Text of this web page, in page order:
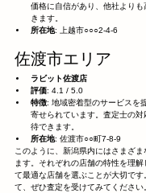
価格に自信があり、他社より
きます。
所在地: 上越市○○○2-4-6
佐渡市エリア
ラビット佐渡店
評価: 4.1 / 5.0
特徴: 地域密着型のサービスを
寄せられています。査定士の
待できます。
所在地: 佐渡市○○町7-8-9
このように、新潟県内にはさまざ
ます。それぞれの店舗の特性を理
て最適な店舗を選ぶことが大切で
て、ぜひ査定を受けてみてください